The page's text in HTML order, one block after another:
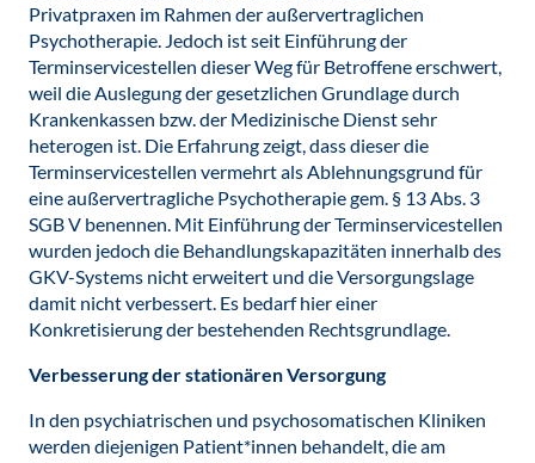
Privatpraxen im Rahmen der außervertraglichen
Psychotherapie. Jedoch ist seit Einführung der
Terminservicestellen dieser Weg für Betroffene erschwert,
weil die Auslegung der gesetzlichen Grundlage durch
Krankenkassen bzw. der Medizinische Dienst sehr
heterogen ist. Die Erfahrung zeigt, dass dieser die
Terminservicestellen vermehrt als Ablehnungsgrund für
eine außervertragliche Psychotherapie gem. § 13 Abs. 3
SGB V benennen. Mit Einführung der Terminservicestellen
wurden jedoch die Behandlungskapazitäten innerhalb des
GKV-Systems nicht erweitert und die Versorgungslage
damit nicht verbessert. Es bedarf hier einer
Konkretisierung der bestehenden Rechtsgrundlage.
Verbesserung der stationären Versorgung
In den psychiatrischen und psychosomatischen Kliniken
werden diejenigen Patient*innen behandelt, die am